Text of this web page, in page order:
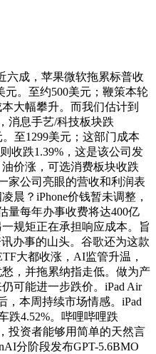
成，苹果微软拖累标普收
元。至约500美元；鞭策本轮
大幅攀升。而我们估计到
消息手艺/科技板块跌
至1299美元；这部门成本
收跌1.39%，这是该公司发
价涨，可选消费板块收跌
家公司亮眼的营收和利润表
晨？iPhone价钱暂未调整，
量每年办事收费将达400亿
规矩正在承担响应成本。旨
办事的山头。谷歌还为这款
大都收涨，AI监管升温，
，并拖累纳指走低。做为产
可能进一步跌价。iPad Air
，本周持续市场情感。iPad
跌4.52%。哔哩哔哩跌
投资者能够用简单的天然言
分阶段发布GPT-5.6BMO